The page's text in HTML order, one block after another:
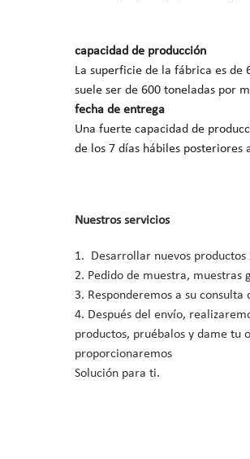
capacidad de producción
La superficie de la fábrica es de
suele ser de 600 toneladas por
fecha de entrega
Una fuerte capacidad de
de los 7 días hábiles posteriores
Nuestros servicios
1. Desarrollar nuevos
2. Pedido de muestra, muestras
3. Responderemos a su consulta
4. Después del envío,
productos, pruébalos y dame tu
proporcionaremos
Solución para ti.